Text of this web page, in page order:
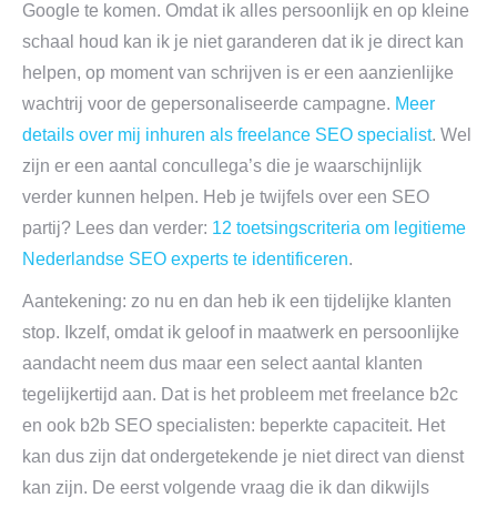
Google te komen. Omdat ik alles persoonlijk en op kleine
schaal houd kan ik je niet garanderen dat ik je direct kan
helpen, op moment van schrijven is er een aanzienlijke
wachtrij voor de gepersonaliseerde campagne. Meer
details over mij inhuren als freelance SEO specialist. Wel
zijn er een aantal concullega’s die je waarschijnlijk
verder kunnen helpen. Heb je twijfels over een SEO
partij? Lees dan verder: 12 toetsingscriteria om legitieme
Nederlandse SEO experts te identificeren.
Aantekening: zo nu en dan heb ik een tijdelijke klanten
stop. Ikzelf, omdat ik geloof in maatwerk en persoonlijke
aandacht neem dus maar een select aantal klanten
tegelijkertijd aan. Dat is het probleem met freelance b2c
en ook b2b SEO specialisten: beperkte capaciteit. Het
kan dus zijn dat ondergetekende je niet direct van dienst
kan zijn. De eerst volgende vraag die ik dan dikwijls